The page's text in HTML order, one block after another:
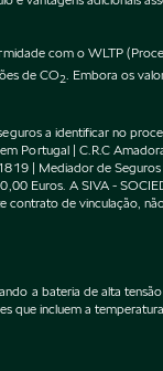
com o WLTP
de CO2 . Embora os
a identificar no
Portugal | C.R.C
| Mediador de
Euros. A SIVA -
de vinculação,
a bateria de alta
incluem a